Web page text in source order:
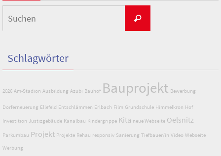
Suchen
Schlagwörter
2026 Am-Stadion Ausbildung Azubi Bauhof Bauprojekt Bewerbung
Dorferneuerung Ellefeld Entschlämmen Erlbach Film Grundschule Himmelkron Hof
Investition Justizgebäude Kanalbau Kindergrippe Kita neue Webseite Oelsnitz
Parkumbau Projekt Projekte Rehau responsiv Sanierung Tiefbauer/in Video Webseite
Werbung